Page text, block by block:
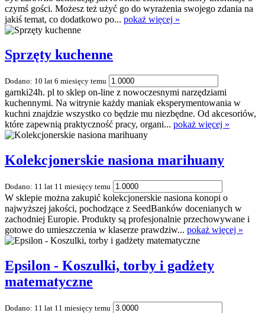
czymś gości. Możesz też użyć go do wyrażenia swojego zdania na
jakiś temat, co dodatkowo po... pokaż więcej »
Sprzęty kuchenne
Dodano: 10 lat 6 miesięcy temu
garnki24h. pl to sklep on-line z nowoczesnymi narzędziami
kuchennymi. Na witrynie każdy maniak eksperymentowania w
kuchni znajdzie wszystko co będzie mu niezbędne. Od akcesoriów,
które zapewnią praktyczność pracy, organi... pokaż więcej »
Kolekcjonerskie nasiona marihuany
Dodano: 11 lat 11 miesięcy temu
W sklepie można zakupić kolekcjonerskie nasiona konopi o
najwyższej jakości, pochodzące z SeedBanków docenianych w
zachodniej Europie. Produkty są profesjonalnie przechowywane i
gotowe do umieszczenia w klaserze prawdziw... pokaż więcej »
Epsilon - Koszulki, torby i gadżety
matematyczne
Dodano: 11 lat 11 miesięcy temu